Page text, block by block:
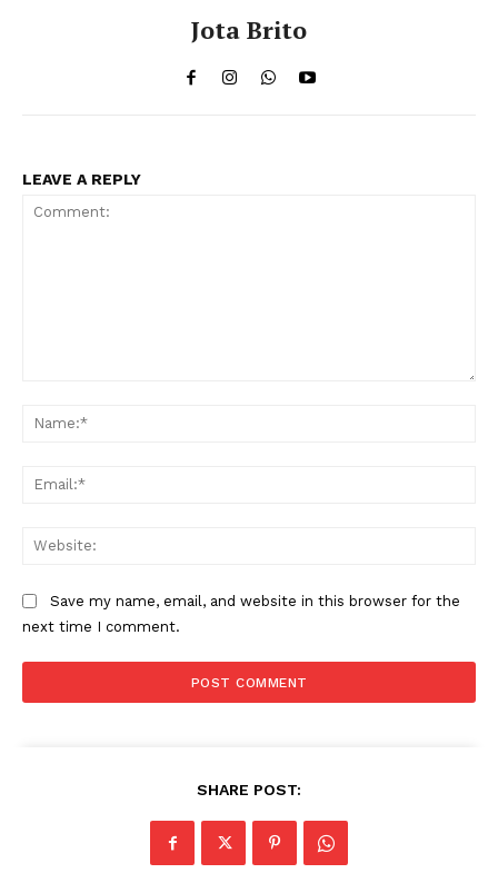
Jota Brito
LEAVE A REPLY
Save my name, email, and website in this browser for the
next time I comment.
SHARE POST: